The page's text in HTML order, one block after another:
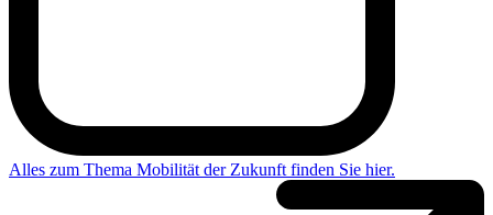
Alles zum Thema Mobilität der Zukunft finden Sie hier.